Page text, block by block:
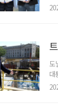
도
대
당신의 문해력·어휘